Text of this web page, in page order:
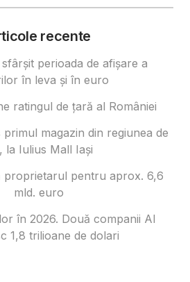
recente
perioada de afișare a
în ​​leva și în euro
ratingul de țară al României
primul magazin din regiunea de
la Iulius Mall Iași
proprietarul pentru aprox. 6,6
mld. euro
în 2026. Două companii AI
1,8 trilioane de dolari